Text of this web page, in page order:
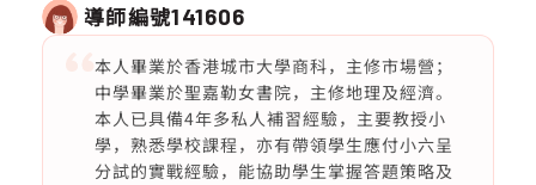
導師編號141606
本人畢業於香港城市大學商科，主修市場營；
中學畢業於聖嘉勒女書院，主修地理及經濟。
本人已具備4年多私人補習經驗，主要教授小
學，熟悉學校課程，亦有帶領學生應付小六呈
分試的實戰經驗，能協助學生掌握答題策略及